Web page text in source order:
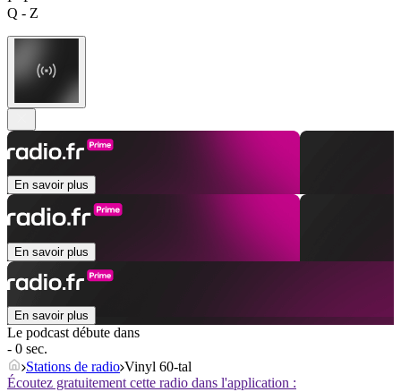
Q - Z
En savoir plus
En savoir plus
En savoir plus
Le podcast débute dans
- 0 sec.
Stations de radio Vinyl 60-tal
Écoutez gratuitement cette radio dans l'application :